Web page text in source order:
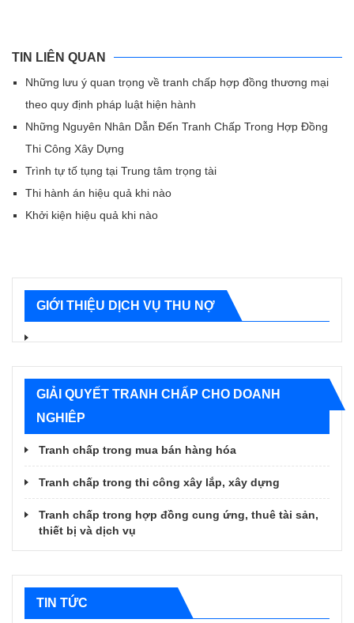
TIN LIÊN QUAN
Những lưu ý quan trọng về tranh chấp hợp đồng thương mại
theo quy định pháp luật hiện hành
Những Nguyên Nhân Dẫn Đến Tranh Chấp Trong Hợp Đồng
Thi Công Xây Dựng
Trình tự tố tụng tại Trung tâm trọng tài
Thi hành án hiệu quả khi nào
Khởi kiện hiệu quả khi nào
GIỚI THIỆU DỊCH VỤ THU NỢ
GIẢI QUYẾT TRANH CHẤP CHO DOANH
NGHIÊP
Tranh chấp trong mua bán hàng hóa
Tranh chấp trong thi công xây lắp, xây dựng
Tranh chấp trong hợp đồng cung ứng, thuê tài sản,
thiết bị và dịch vụ
TIN TỨC